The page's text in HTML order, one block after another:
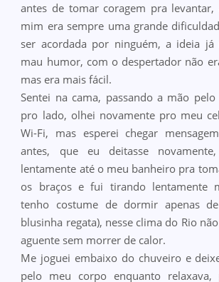
antes de tomar coragem pra levantar,
mim era sempre uma grande
ser acordada por ninguém, a ideia
mau humor, com o despertador não
mas era mais fácil.
Sentei na cama, passando a mão
pro lado, olhei novamente pro meu
Wi-Fi, mas esperei chegar
antes, que eu deitasse
lentamente até o meu banheiro pra
os braços e fui tirando lentamente
tenho costume de dormir apenas
blusinha regata), nesse clima do Rio
aguente sem morrer de calor.
Me joguei embaixo do chuveiro e
pelo meu corpo enquanto relaxava,